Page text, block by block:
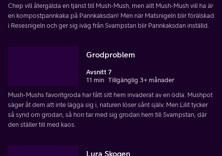
Chep vill återgälda en tjänst till Mush-Mush, men allt Mush-Mush vill ha är
en kompostpannkaka på Pannkaksdan! Men när Matsnigeln blir förälskad
i Resesnigeln och ger sig iväg från Svampstan blir Pannkaksdan inställd.
Grodproblem
Avsnitt 7
11 min Tillgänglig 3+ månader
Mush-Mushs favoritgroda har fått sitt hem invaderat av en ödla. Mushpot
säger åt dem att inte lägga sig i, naturen löser sånt själv. Men Lilit tycker
så synd om grodan, så hon tar med sig grodan hem till Svampstan, där
den ställer till med kaos.
Lura Skogen